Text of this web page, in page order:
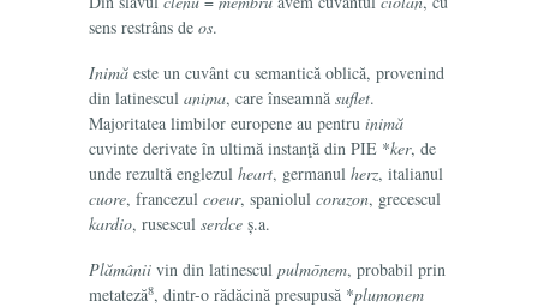
sens restrâns de os.
Inimă este un cuvânt cu semantică oblică, provenind
din latinescul anima, care înseamnă suflet.
Majoritatea limbilor europene au pentru inimă
cuvinte derivate în ultimă instanţă din PIE *ker, de
unde rezultă englezul heart, germanul herz, italianul
cuore, francezul coeur, spaniolul corazon, grecescul
kardio, rusescul serdce ș.a.
Plămânii vin din latinescul pulmōnem, probabil prin
metateză8, dintr-o rădăcină presupusă *plumonem